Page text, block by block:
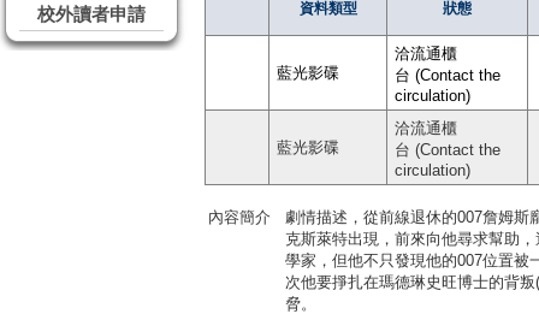
校外讀者申請
資料類型 狀態
藍光影碟
洽流通櫃
台 (Contact the
circulation)
藍光影碟
洽流通櫃
台 (Contact the
circulation)
內容簡介
劇情描述，從前線退休的007詹姆斯
克斯萊特出現，前來向他尋求幫助
學家，但他不只發現他的007位置被
次他要掙扎在瑪德琳史旺博士的背
脅。